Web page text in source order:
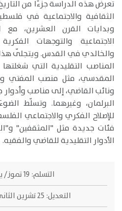
​تعرض هذه الدراسة جزءًا من
الثقافية والاجتماعية في
وبدايات القرن العشرين، مع
الاجتماعية والتوجهات
والخالدي في القدس. ويتجلّى هذا
المناصب التقليدية التي
المقدسي، مثل منصب المفتي
ونائب القاضي، إلى مناصب
البرلمان، وغيرهما. وتسلّط
للإصلاح الفكري والاجتماعي
فئات جديدة مثل "المثقفين"
الأدوار التقليدية للقاضي والفقيه.
التسلم:
التعديل: